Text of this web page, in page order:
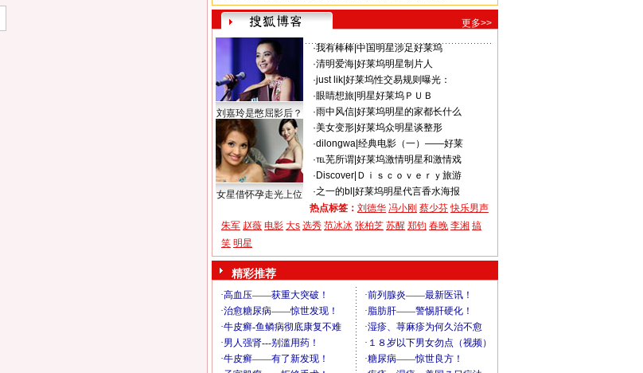
更多>>
刘嘉玲是憋屈影后？
女星借怀孕走光上位
·我有棒棒| 中国明星涉足好莱坞
·清明爱海| 好莱坞明星制片人
·just lik| 好莱坞性交易规则曝光：
·眼睛想旅| 明星好莱坞ＰＵＢ
·雨中风信| 好莱坞明星的家都长什么
·美女变形| 好莱坞众明星谈整形
·dilongwa| 经典电影（一）——好莱
·℡芜所谓| 好莱坞激情明星和激情戏
· Discover| Ｄｉｓｃｏｖｅｒｙ旅游
·之一的bl 好莱坞明星代言香水海报
热点标签： 刘德华 冯小刚 蔡少芬 快乐男声
朱军 赵薇 电影 大s 选秀 范冰冰 张柏芝 苏醒 郑钧 春晚 李湘 搞
笑 明星
精彩推荐